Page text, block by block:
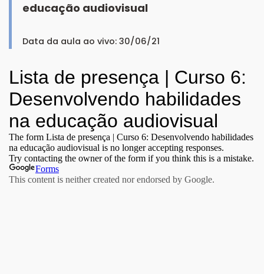
educação audiovisual
Data da aula ao vivo: 30/06/21